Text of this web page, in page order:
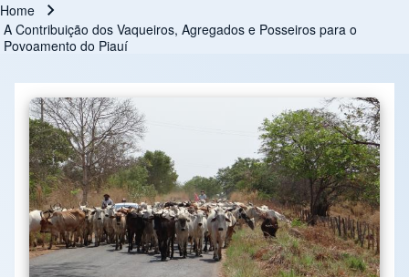
Breadcrumb
Home
A Contribuição dos Vaqueiros, Agregados e Posseiros para o
Povoamento do Piauí